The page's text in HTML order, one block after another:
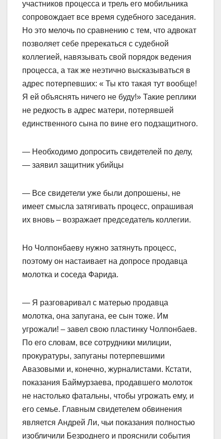
участников процесса и трель его мобильника
сопровождает все время судебного заседания.
Но это мелочь по сравнению с тем, что адвокат
позволяет себе пререкаться с судебной
коллегией, навязывать свой порядок ведения
процесса, а так же неэтично высказываться в
адрес потерпевших: « Ты кто такая тут вообще!
Я ей объяснять ничего не буду!» Такие реплики
не редкость в адрес матери, потерявшей
единственного сына по вине его подзащитного.
— Необходимо допросить свидетелей по делу,
— заявил защитник убийцы
— Все свидетели уже были допрошены, не
имеет смысла затягивать процесс, опрашивая
их вновь – возражает председатель коллегии.
Но Чолпонбаеву нужно затянуть процесс,
поэтому он настаивает на допросе продавца
молотка и соседа Фарида.
— Я разговаривал с матерью продавца
молотка, она запугана, ее сын тоже. Им
угрожали! – завел свою пластинку Чолпонбаев.
По его словам, все сотрудники милиции,
прокуратуры, запуганы потерпевшими
Авазовыми и, конечно, журналистами. Кстати,
показания Баймурзаева, продавшего молоток
не настолько фатальны, чтобы угрожать ему, и
его семье. Главным свидетелем обвинения
является Андрей Ли, чьи показания полностью
изобличили Безроднего и прояснили события